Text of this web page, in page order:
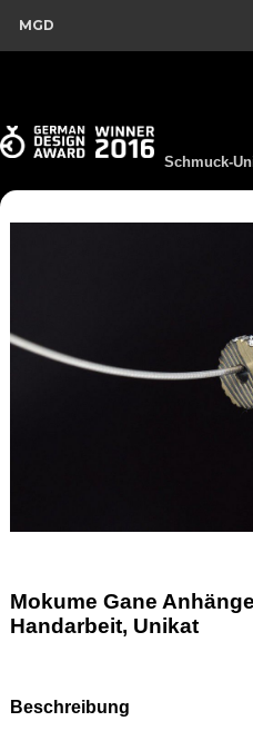
MGD
Schmuck-
Mokume Gane
Handarbeit, Unikat
Beschreibung